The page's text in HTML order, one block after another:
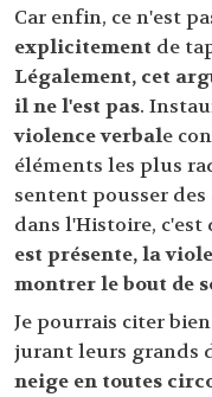
Car enfin, ce n'est
explicitement de
Légalement, cet
il ne l'est pas.
violence verbale
éléments les plus
sentent pousser
dans l'Histoire, c'est
est présente, la
montrer le bout de
Je pourrais citer
jurant leurs grands
neige en toutes